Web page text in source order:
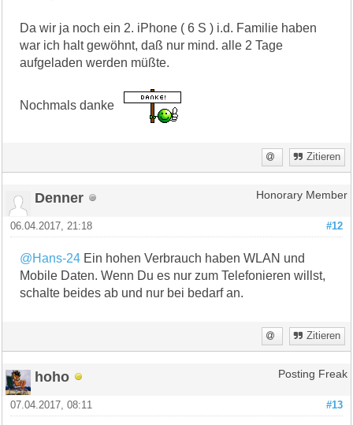
Da wir ja noch ein 2. iPhone ( 6 S ) i.d. Familie haben
war ich halt gewöhnt, daß nur mind. alle 2 Tage
aufgeladen werden müßte.
Nochmals danke
Zitieren
Denner Honorary Member
#12
06.04.2017, 21:18
@Hans-24 Ein hohen Verbrauch haben WLAN und
Mobile Daten. Wenn Du es nur zum Telefonieren willst,
schalte beides ab und nur bei bedarf an.
Zitieren
hoho Posting Freak
#13
07.04.2017, 08:11